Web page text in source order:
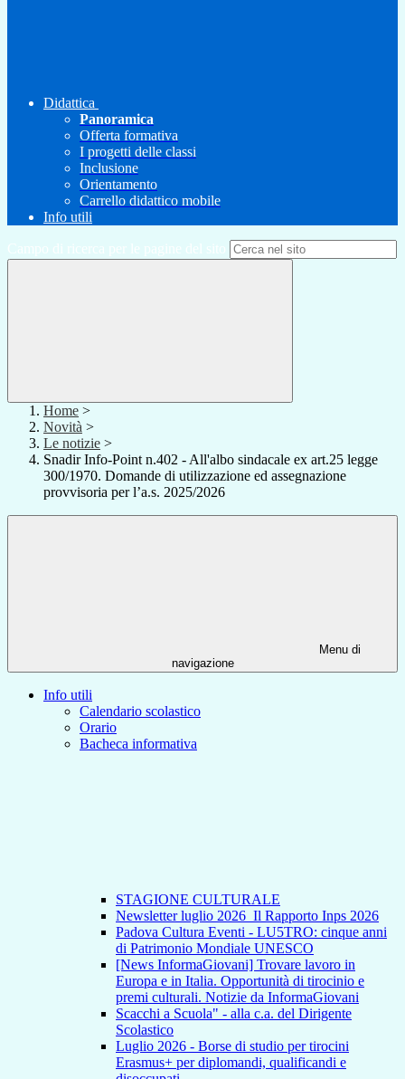
Didattica
Panoramica
Offerta formativa
I progetti delle classi
Inclusione
Orientamento
Carrello didattico mobile
Info utili
Campo di ricerca per le pagine del sito
Home >
Novità >
Le notizie >
Snadir Info-Point n.402 - All'albo sindacale ex art.25 legge
300/1970. Domande di utilizzazione ed assegnazione
provvisoria per l’a.s. 2025/2026
Menu di
navigazione
Info utili
Calendario scolastico
Orario
Bacheca informativa
STAGIONE CULTURALE
Newsletter luglio 2026_Il Rapporto Inps 2026
Padova Cultura Eventi - LU5TRO: cinque anni
di Patrimonio Mondiale UNESCO
[News InformaGiovani] Trovare lavoro in
Europa e in Italia. Opportunità di tirocinio e
premi culturali. Notizie da InformaGiovani
Scacchi a Scuola" - alla c.a. del Dirigente
Scolastico
Luglio 2026 - Borse di studio per tirocini
Erasmus+ per diplomandi, qualificandi e